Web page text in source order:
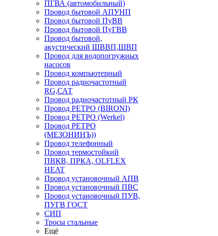
ПГВА (автомобильный)
Провод бытовой АПУНП
Провод бытовой ПуВВ
Провод бытовой ПуГВВ
Провод бытовой,
акустический ШВВП,ШВП
Провод для водопогружных
насосов
Провод компьютерный
Провод радиочастотный
RG,САТ
Провод радиочастотный РК
Провод РЕТРО (BIRONI)
Провод РЕТРО (Werkel)
Провод РЕТРО
(МЕЗОНИНЪ))
Провод телефонный
Провод термостойкий
ПВКВ, ПРКА, OLFLEX
HEAT
Провод установочный АПВ
Провод установочный ПВС
Провод установочный ПУВ,
ПУГВ ГОСТ
СИП
Тросы стальные
Ещё